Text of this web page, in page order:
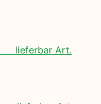
lieferbar Art.